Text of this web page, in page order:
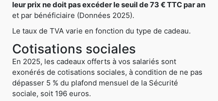
leur prix ne doit pas excéder le seuil de 73 € TTC par an
et par bénéficiaire (Données 2025).
Le taux de TVA varie en fonction du type de cadeau.
Cotisations sociales
En 2025, les cadeaux offerts à vos salariés sont
exonérés de cotisations sociales, à condition de ne pas
dépasser 5 % du plafond mensuel de la Sécurité
sociale, soit 196 euros.